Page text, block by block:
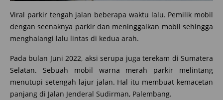
Viral parkir tengah jalan beberapa waktu lalu. Pemilik mobil
dengan seenaknya parkir dan meninggalkan mobil sehingga
menghalangi lalu lintas di kedua arah.
Pada bulan Juni 2022, aksi serupa juga terekam di Sumatera
Selatan. Sebuah mobil warna merah parkir melintang
menutupi setengah lajur jalan. Hal itu membuat kemacetan
panjang di Jalan Jenderal Sudirman, Palembang.